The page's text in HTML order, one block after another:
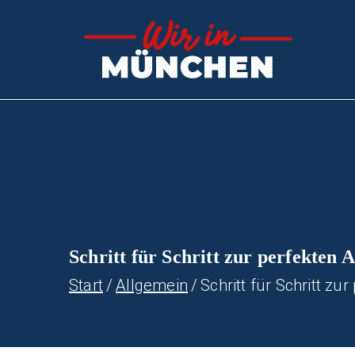
Schritt für Schritt zur perfekten
Start Allgemein Schritt für Schritt zur